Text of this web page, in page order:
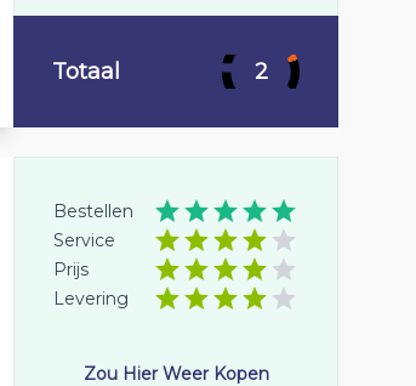
Totaal 2
Bestellen
Service
Prijs
Levering
Zou Hier Weer Kopen